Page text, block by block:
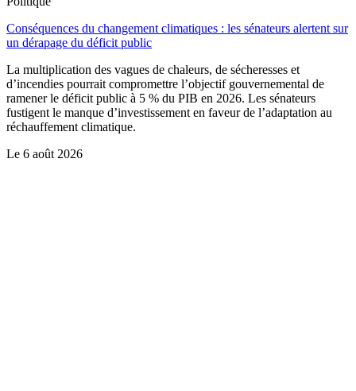
Conséquences du changement climatiques : les sénateurs alertent sur
un dérapage du déficit public
La multiplication des vagues de chaleurs, de sécheresses et
d’incendies pourrait compromettre l’objectif gouvernemental de
ramener le déficit public à 5 % du PIB en 2026. Les sénateurs
fustigent le manque d’investissement en faveur de l’adaptation au
réchauffement climatique.
Le 6 août 2026